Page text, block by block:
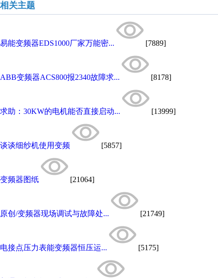
相关主题
易能变频器EDS1000厂家万能密... [7889]
ABB变频器ACS800报2340故障求... [8178]
求助：30KW的电机能否直接启动... [13999]
谈谈细纱机使用变频 [5857]
变频器图纸 [21064]
原创/变频器现场调试与故障处... [21749]
电接点压力表能变频器恒压运... [5175]